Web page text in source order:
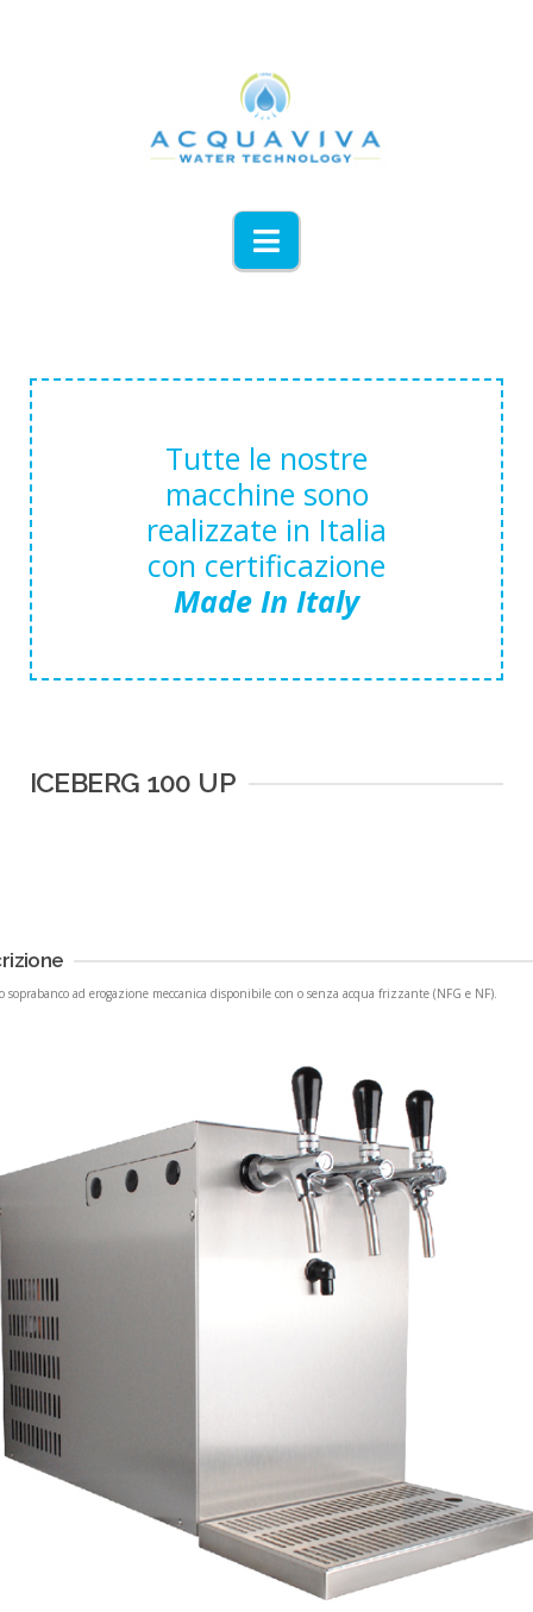
Navigation
Tutte le nostre
macchine sono
realizzate in Italia
con certificazione
Made In Italy
ICEBERG 100 UP
soprabanco ad erogazione meccanica disponibile con o senza acqua frizzante (NFG e NF).